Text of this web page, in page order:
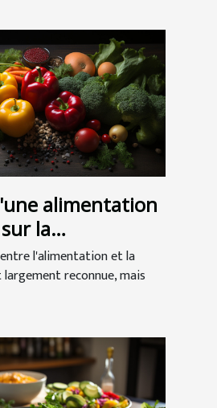
alimentation
la
sexuelle
l'alimentation et la
reconnue, mais